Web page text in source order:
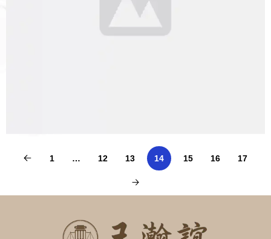
1 … 12 13 14 15 16 17